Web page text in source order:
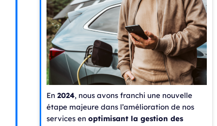
En2024, nous avons franchi une nouvelle
étape majeure dans l’amélioration de nos
services enoptimisant la gestion des